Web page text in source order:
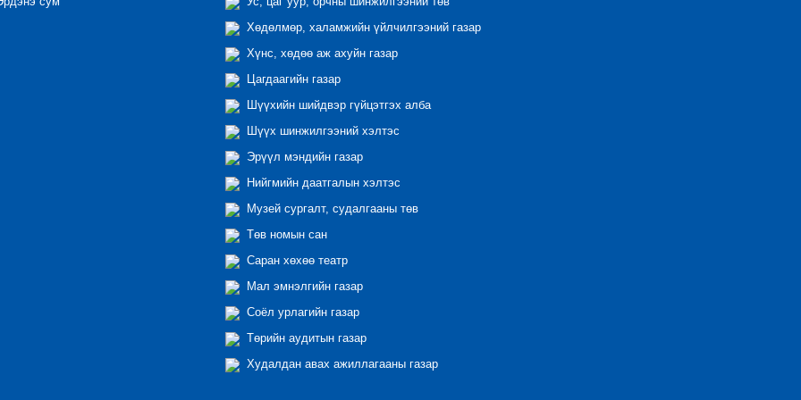
Хөдөлмөр, халамжийн үйлчилгээний газар
Хүнс, хөдөө аж ахуйн газар
Цагдаагийн газар
Шүүхийн шийдвэр гүйцэтгэх алба
Шүүх шинжилгээний хэлтэс
Эрүүл мэндийн газар
Нийгмийн даатгалын хэлтэс
Музей сургалт, судалгааны төв
Төв номын сан
Саран хөхөө театр
Мал эмнэлгийн газар
Соёл урлагийн газар
Төрийн аудитын газар
Худалдан авах ажиллагааны газар